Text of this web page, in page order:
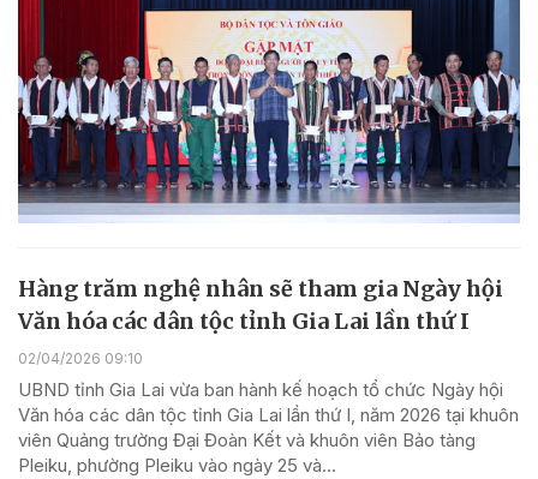
Hàng trăm nghệ nhân sẽ tham gia Ngày hội
Văn hóa các dân tộc tỉnh Gia Lai lần thứ I
02/04/2026 09:10
UBND tỉnh Gia Lai vừa ban hành kế hoạch tổ chức Ngày hội
Văn hóa các dân tộc tỉnh Gia Lai lần thứ I, năm 2026 tại khuôn
viên Quảng trường Đại Đoàn Kết và khuôn viên Bảo tàng
Pleiku, phường Pleiku vào ngày 25 và...